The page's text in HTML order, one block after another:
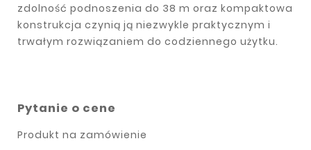
zdolność podnoszenia do 38 m oraz kompaktowa
konstrukcja czynią ją niezwykle praktycznym i
trwałym rozwiązaniem do codziennego użytku.
Pytanie o cene
Produkt na zamówienie